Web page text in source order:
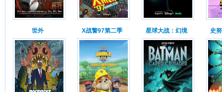
世外 X战警97第二季 星球大战：幻境 史